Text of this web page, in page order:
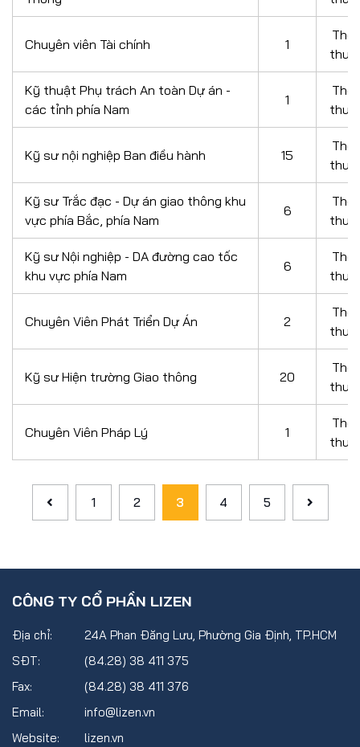
Chuyên viên Tài chính 1
Kỹ thuật Phụ trách An toàn Dự án -
các tỉnh phía Nam
1
Kỹ sư nội nghiệp Ban điều hành 15
Kỹ sư Trắc đạc - Dự án giao thông khu
vực phía Bắc, phía Nam
6
Kỹ sư Nội nghiệp - DA đường cao tốc
khu vực phía Nam
6
Chuyên Viên Phát Triển Dự Án 2
Kỹ sư Hiện trường Giao thông 20
Chuyên Viên Pháp Lý 1
1 2 3 4 5
CÔNG TY CỔ PHẦN LIZEN
Địa chỉ:
24A Phan Đăng Lưu, Phường Gia Định, TP.HCM
SĐT:
(84.28) 38 411 375
Fax:
(84.28) 38 411 376
Email:
info@lizen.vn
Website:
lizen.vn